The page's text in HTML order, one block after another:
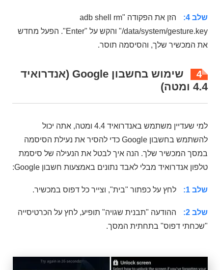
שלב 4:
הזן את הפקודה "adb shell rm
/data/system/gesture.key" והקש על "Enter". הפעל מחדש
את המכשיר שלך, והסיסמה תוסר.
4
שימוש בחשבון Google (אנדרואיד
4.4 ומטה)
למי שעדיין משתמש באנדרואיד 4.4 ומטה, אתה יכול
להשתמש בחשבון Google כדי להסיר את נעילת הסיסמה
במסך המכשיר שלך. הנה איך לבטל את הנעילה של סיסמת
טלפון אנדרואיד מבלי לאבד נתונים באמצעות חשבון Google:
שלב 1: לחץ על כפתור "בית", וצייר כל דפוס במכשיר.
שלב 2:
ההודעה "תבנית שגויה" תופיע, לחץ על הכרטיסייה
"שכחתי דפוס" בתחתית המסך.